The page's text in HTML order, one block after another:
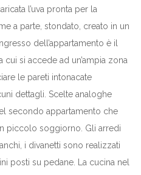
l’uva pronta per la
a parte, stondato, creato in un
dell’appartamento è il
si accede ad un’ampia zona
le pareti intonacate
dettagli. Scelte analoghe
secondo appartamento che
piccolo soggiorno. Gli arredi
i divanetti sono realizzati
posti su pedane. La cucina nel